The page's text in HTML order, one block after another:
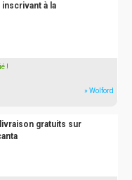
à la
!
» Wolford
gratuits sur